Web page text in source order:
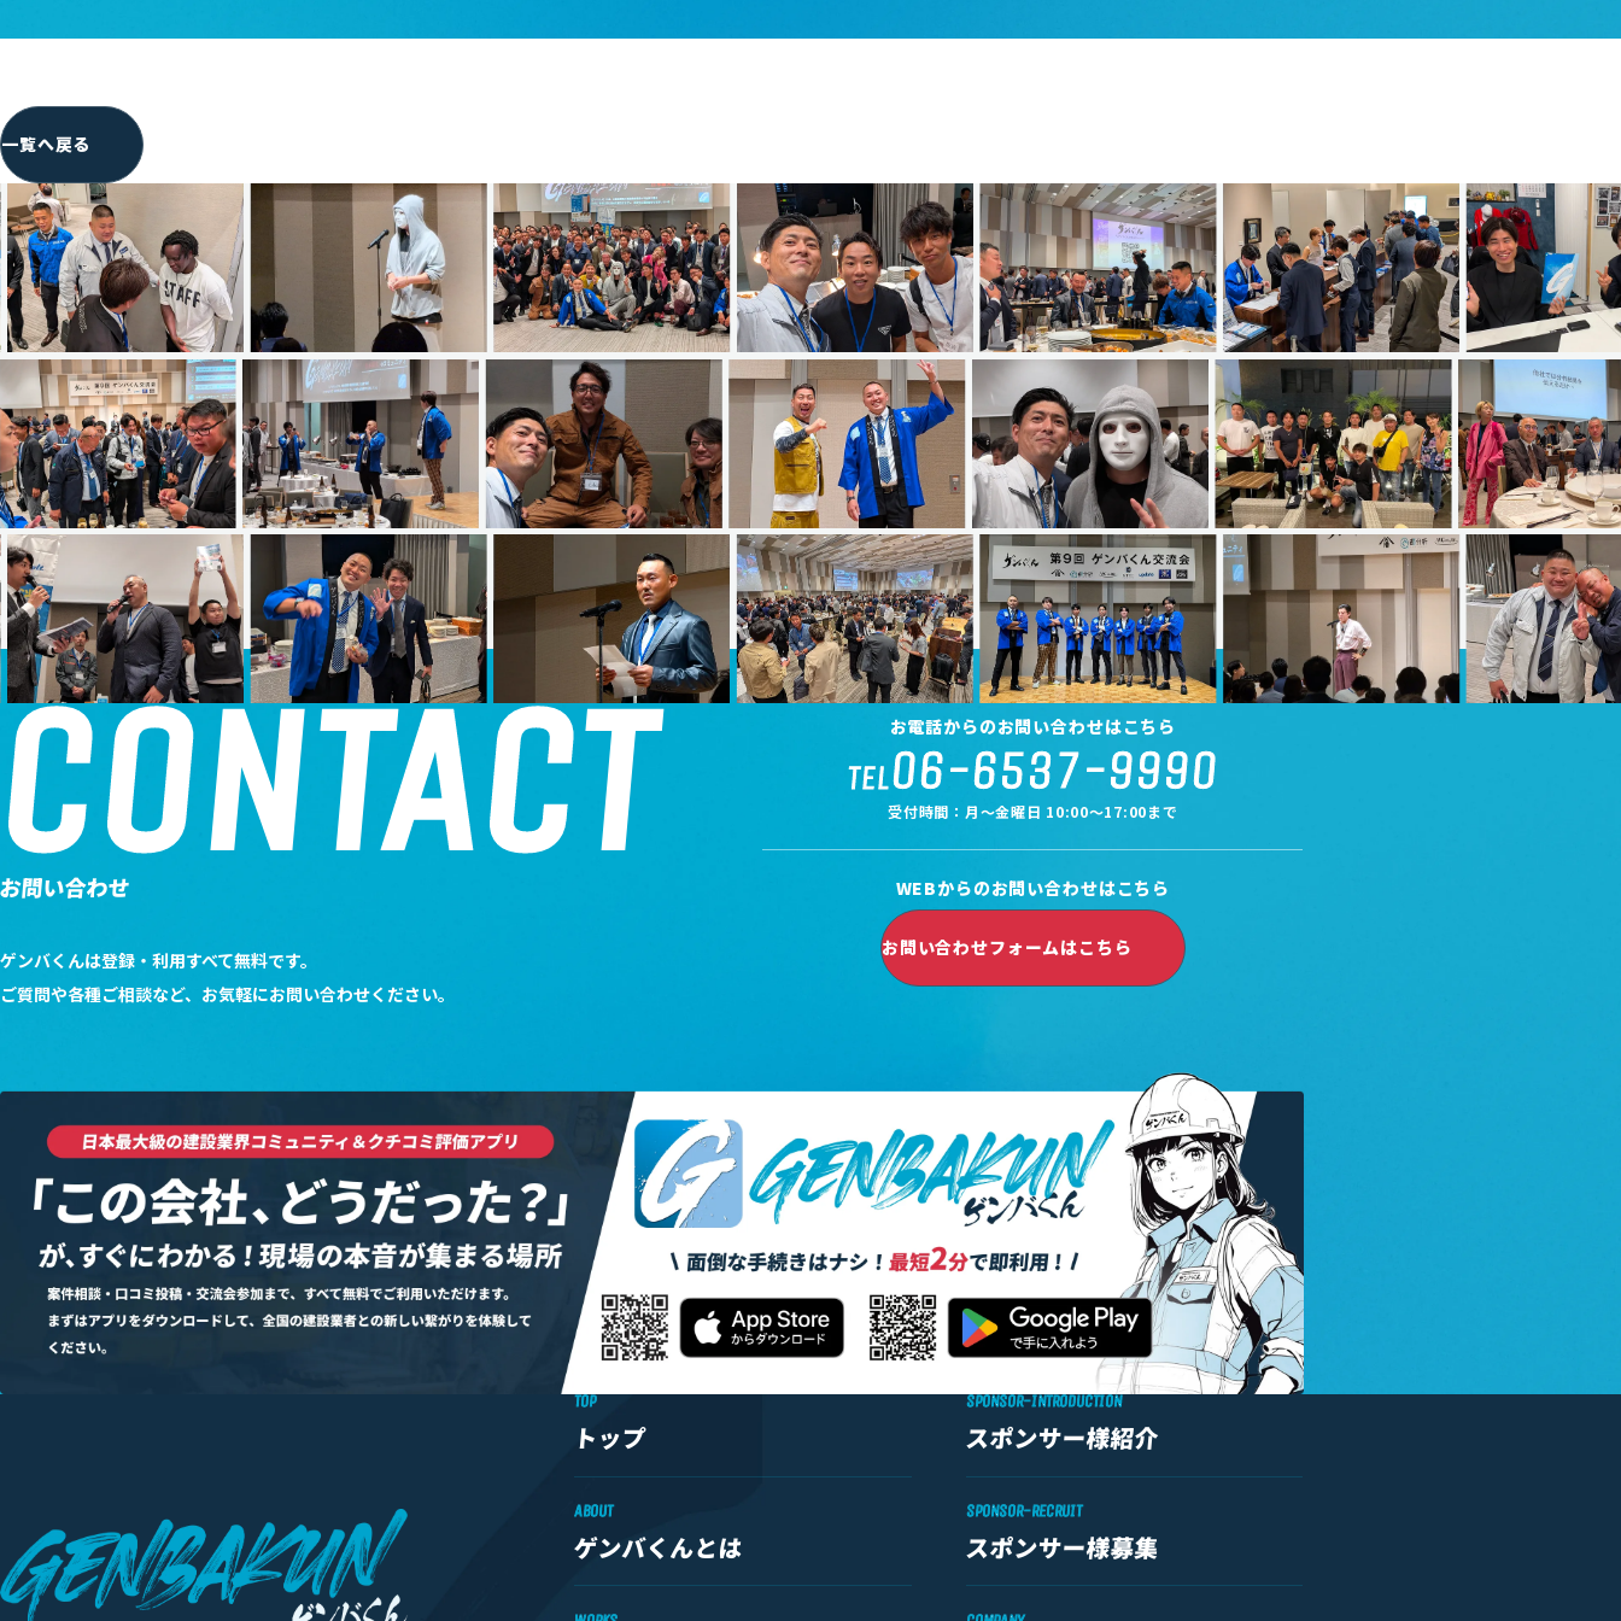
一覧へ戻る
問い合わせ
ゲンバくんは登録・利用すべて無料です。
ご質問や各種ご相談など、お気軽にお問い合わせください。
お電話からのお問い合わせはこちら
TEL06-6537-9990
受付時間：月～金曜日 10:00～17:00まで
WEBからのお問い合わせはこちら
お問い合わせフォームはこちら
TOP
トップ
ABOUT
ゲンバくんとは
SPONSOR-INTRODUCTION
スポンサー様紹介
SPONSOR-RECRUIT
スポンサー様募集